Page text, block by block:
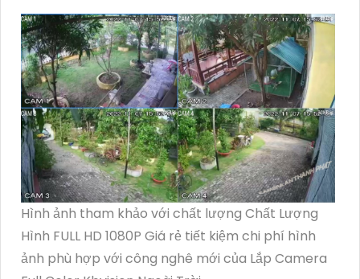
Hình ảnh tham khảo với chất lượng Chất Lượng
Hình FULL HD 1080P Giá rẻ tiết kiệm chi phí hình
ảnh phù hợp với công nghê mới của Lắp Camera